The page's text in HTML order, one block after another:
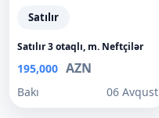
Satılır
Satılır 3 otaqlı, m. Neftçilər
195,000 AZN
Bakı 06 Avqust